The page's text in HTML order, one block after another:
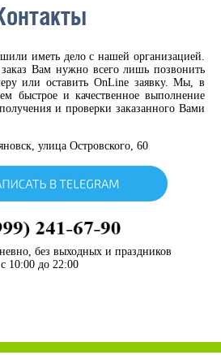
иметь дело с нашей организацией.
Вам нужно всего лишь позвонить
или оставить OnLine заявку. Мы, в
быстрое и качественное выполнение
и проверки заказанного Вами
улица Островского, 60
без выходных и праздников
с 10:00 до 22:00